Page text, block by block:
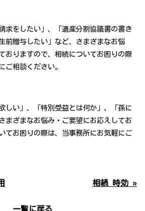
求をしたい」、「遺産分割協議書の書き
前贈与したい」など、さまざまなお悩
おりますので、相続についてお困りの際
ご相談ください。
しい」、「特別受益とは何か」、「孫に
まざまなお悩み・ご要望にお応えしてお
てお困りの際は、当事務所にお気軽にご
相続 時効 »
一覧に戻る